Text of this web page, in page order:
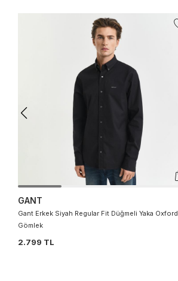
GANT
Gant Erkek Siyah Regular Fit Düğmeli Yaka Oxford
Gömlek
2.799 TL